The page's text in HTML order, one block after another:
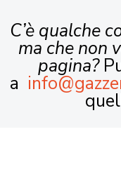
C’è qualche
ma che non
pagina?
a